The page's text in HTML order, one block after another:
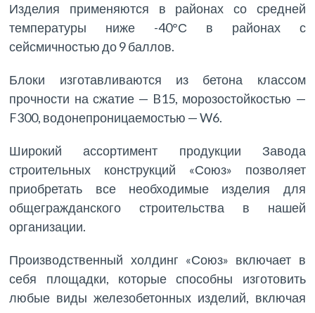
Изделия применяются в районах со средней
температуры ниже -40°С в районах с
сейсмичностью до 9 баллов.
Блоки изготавливаются из бетона классом
прочности на сжатие — B15, морозостойкостью —
F300, водонепроницаемостью — W6.
Широкий ассортимент продукции Завода
строительных конструкций «Союз» позволяет
приобретать все необходимые изделия для
общегражданского строительства в нашей
организации.
Производственный холдинг «Союз» включает в
себя площадки, которые способны изготовить
любые виды железобетонных изделий, включая